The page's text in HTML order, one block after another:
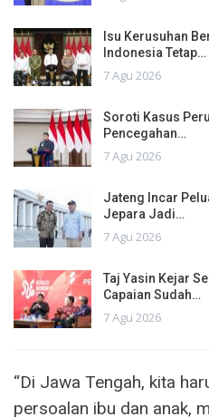
Isu Kerusuhan
Indonesia Tetap…
7 Agu 2026
Soroti Kasus
Pencegahan…
7 Agu 2026
Jateng Incar
Jepara Jadi…
7 Agu 2026
Taj Yasin Kejar
Capaian Sudah…
7 Agu 2026
“Di Jawa Tengah, kita
persoalan ibu dan anak,